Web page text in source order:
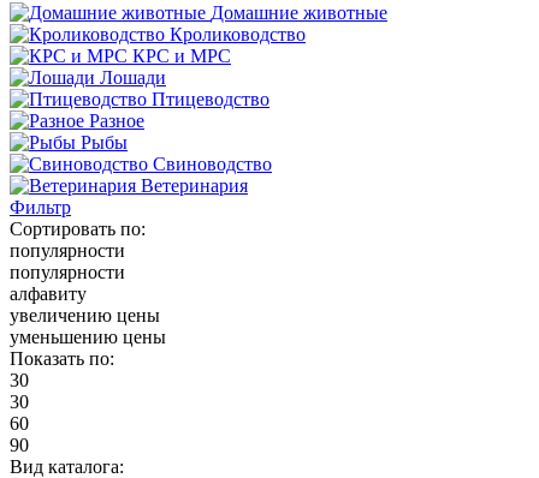
Домашние животные
Кролиководство
КРС и МРС
Лошади
Птицеводство
Разное
Рыбы
Свиноводство
Ветеринария
Фильтр
Сортировать по:
популярности
популярности
алфавиту
увеличению цены
уменьшению цены
Показать по:
30
30
60
90
Вид каталога: